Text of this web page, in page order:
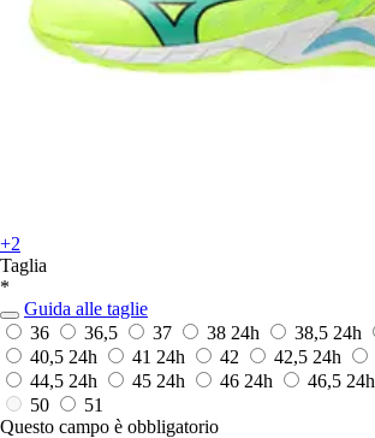
+2
Taglia
*
Guida alle taglie
36
36,5 37 38 24h 38,5 24h
40,5 24h 41 24h 42 42,5 24h
44,5 24h 45 24h 46 24h 46,5 24h
50
51
Questo campo è obbligatorio